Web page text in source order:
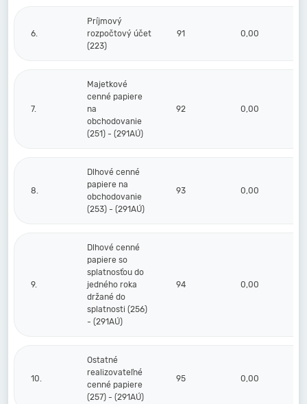
6.
Príjmový
rozpočtový účet
(223)
91 0,00
7.
Majetkové
cenné papiere
na
obchodovanie
(251) - (291AÚ)
92 0,00
8.
Dlhové cenné
papiere na
obchodovanie
(253) - (291AÚ)
93 0,00
9.
Dlhové cenné
papiere so
splatnosťou do
jedného roka
držané do
splatnosti (256)
- (291AÚ)
94 0,00
10.
Ostatné
realizovateľné
cenné papiere
(257) - (291AÚ)
95 0,00